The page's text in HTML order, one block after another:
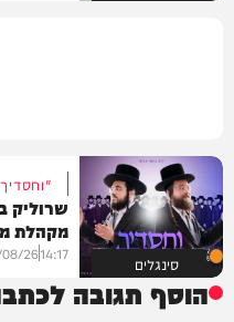
סינגלים
שרוליק
מקהלת
14:17
26
הוסף תגובה